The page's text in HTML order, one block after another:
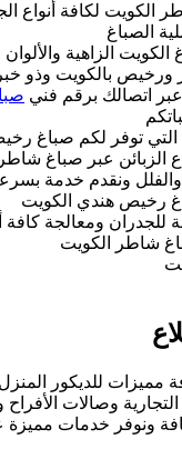
الكويت لكافة أنواع
الصباغ
الكويت الزاهية
بالكويت وذو
اتصالك برقم فني
توفر لكم صباغ
الزبائن عبر صباغ
والفلل ونقدم خدمة
رخيص هندي الكويت
للجدران ومعالجة
شاطر الكويت
مميزات للديكور
وصالات
ونوفر خدمات